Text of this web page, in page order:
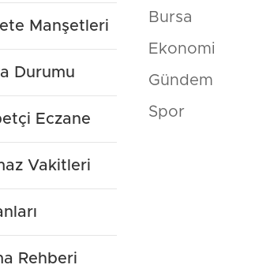
Manşetleri
Durumu
Eczane
Vakitleri
Rehberi
Bursa
Ekonomi
Gündem
Spor